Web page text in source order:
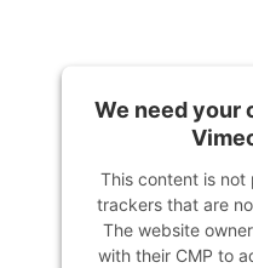
We need your
This content is
trackers that are
The website
with their CMP to